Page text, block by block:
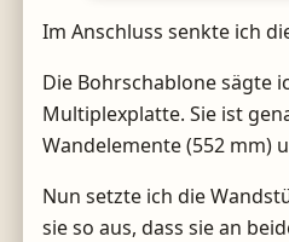
Im Anschluss senkte ich
Die Bohrschablone sägte
Multiplexplatte. Sie ist
Wandelemente (552 mm)
Nun setzte ich die
sie so aus, dass sie an